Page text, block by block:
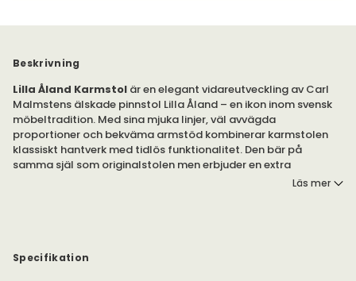
Beskrivning
Lilla Åland Karmstol är en elegant vidareutveckling av Carl
Malmstens älskade pinnstol Lilla Åland – en ikon inom svensk
möbeltradition. Med sina mjuka linjer, väl avvägda
proportioner och bekväma armstöd kombinerar karmstolen
klassiskt hantverk med tidlös funktionalitet. Den bär på
samma själ som originalstolen men erbjuder en extra
utvalda behandlingar och färger – vilket gör det enkelt att
Läs mer
Specifikation